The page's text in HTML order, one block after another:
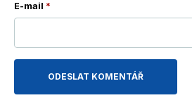
E-mail *